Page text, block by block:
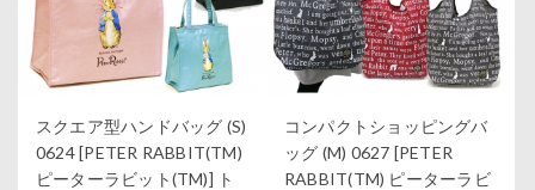
スクエア型ハンドバッグ (S)
0624 [PETER RABBIT(TM)
ピーターラビット(TM)] ト
コンパクトショッピングバ
ッグ (M) 0627 [PETER
RABBIT(TM) ピーターラビ